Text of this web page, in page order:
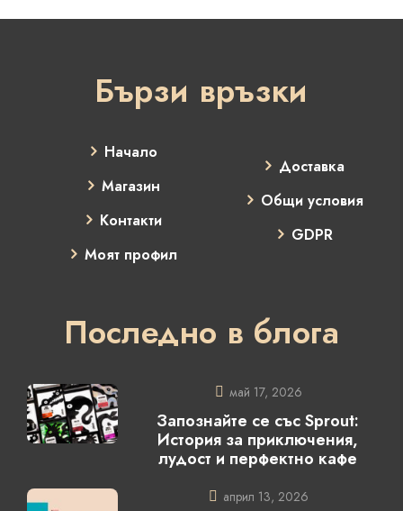
Бързи връзки
Начало
Магазин
Контакти
Моят профил
Доставка
Общи условия
GDPR
Последно в блога
май 17, 2026
Запознайте се със Sprout:
История за приключения,
лудост и перфектно кафе
април 13, 2026